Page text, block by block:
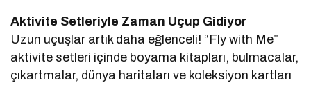
Aktivite Setleriyle Zaman Uçup Gidiyor
Uzun uçuşlar artık daha eğlenceli! “Fly with Me”
aktivite setleri içinde boyama kitapları, bulmacalar,
çıkartmalar, dünya haritaları ve koleksiyon kartları